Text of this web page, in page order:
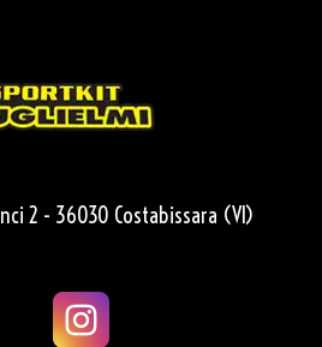
2 - 36030 Costabissara (VI)